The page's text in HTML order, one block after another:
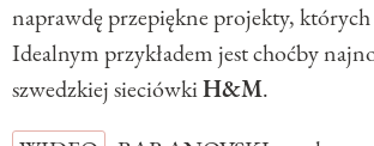
naprawdę przepiękne projekty, których
Idealnym przykładem jest choćby
szwedzkiej sieciówkiH&M.